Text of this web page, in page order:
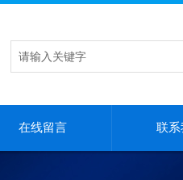
在线留言 联系